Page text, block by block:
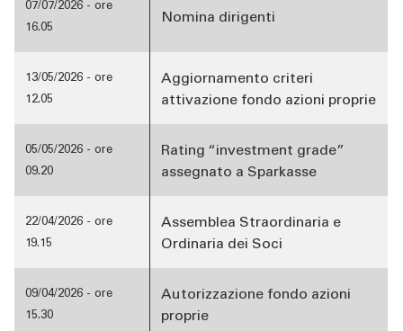
07/07/2026 - ore
16.05
Nomina dirigenti
13/05/2026 - ore
12.05
Aggiornamento criteri
attivazione fondo azioni proprie
05/05/2026 - ore
09.20
Rating “investment grade”
assegnato a Sparkasse
22/04/2026 - ore
19.15
Assemblea Straordinaria e
Ordinaria dei Soci
09/04/2026 - ore
15.30
Autorizzazione fondo azioni
proprie